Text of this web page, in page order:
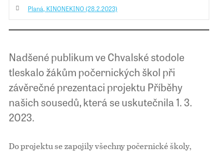
Planá, KINONEKINO (28.2.2023)
Nadšené publikum ve Chvalské stodole
tleskalo žákům počernických škol při
závěrečné prezentaci projektu Příběhy
našich sousedů, která se uskutečnila 1. 3.
2023.
Do projektu se zapojily všechny počernické školy,